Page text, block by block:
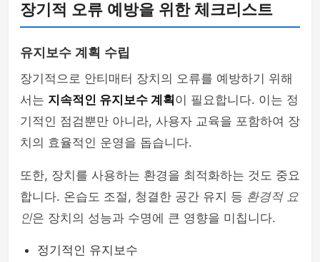
장기적 오류 예방을 위한 체크리스트
유지보수 계획 수립
장기적으로 안티매터 장치의 오류를 예방하기 위해
서는 지속적인 유지보수 계획 이 필요합니다. 이는 정
기적인 점검뿐만 아니라, 사용자 교육을 포함하여 장
치의 효율적인 운영을 돕습니다.
또한, 장치를 사용하는 환경을 최적화하는 것도 중요
합니다. 온습도 조절, 청결한 공간 유지 등 환경적 요
인은 장치의 성능과 수명에 큰 영향을 미칩니다.
정기적인 유지보수